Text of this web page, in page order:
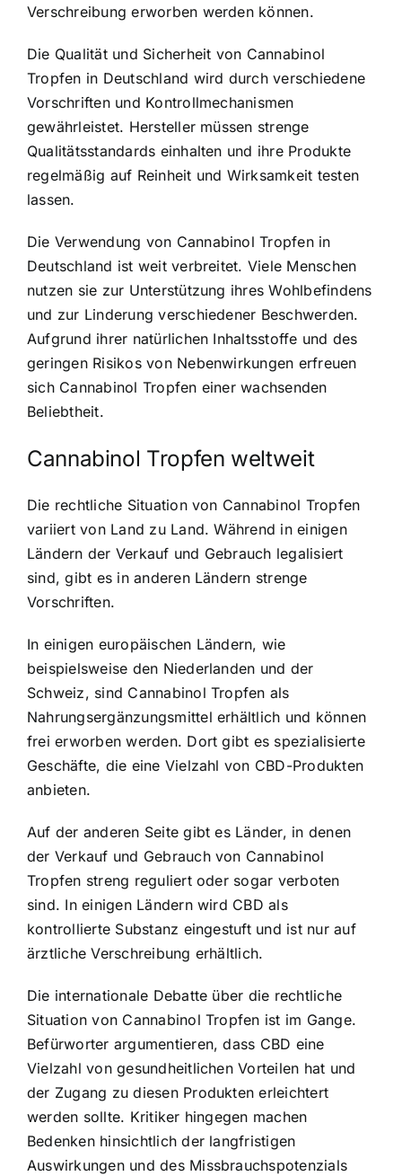
Verschreibung erworben werden können.
Die Qualität und Sicherheit von Cannabinol
Tropfen in Deutschland wird durch verschiedene
Vorschriften und Kontrollmechanismen
gewährleistet. Hersteller müssen strenge
Qualitätsstandards einhalten und ihre Produkte
regelmäßig auf Reinheit und Wirksamkeit testen
lassen.
Die Verwendung von Cannabinol Tropfen in
Deutschland ist weit verbreitet. Viele Menschen
nutzen sie zur Unterstützung ihres Wohlbefindens
und zur Linderung verschiedener Beschwerden.
Aufgrund ihrer natürlichen Inhaltsstoffe und des
geringen Risikos von Nebenwirkungen erfreuen
sich Cannabinol Tropfen einer wachsenden
Beliebtheit.
Cannabinol Tropfen weltweit
Die rechtliche Situation von Cannabinol Tropfen
variiert von Land zu Land. Während in einigen
Ländern der Verkauf und Gebrauch legalisiert
sind, gibt es in anderen Ländern strenge
Vorschriften.
In einigen europäischen Ländern, wie
beispielsweise den Niederlanden und der
Schweiz, sind Cannabinol Tropfen als
Nahrungsergänzungsmittel erhältlich und können
frei erworben werden. Dort gibt es spezialisierte
Geschäfte, die eine Vielzahl von CBD-Produkten
anbieten.
Auf der anderen Seite gibt es Länder, in denen
der Verkauf und Gebrauch von Cannabinol
Tropfen streng reguliert oder sogar verboten
sind. In einigen Ländern wird CBD als
kontrollierte Substanz eingestuft und ist nur auf
ärztliche Verschreibung erhältlich.
Die internationale Debatte über die rechtliche
Situation von Cannabinol Tropfen ist im Gange.
Befürworter argumentieren, dass CBD eine
Vielzahl von gesundheitlichen Vorteilen hat und
der Zugang zu diesen Produkten erleichtert
werden sollte. Kritiker hingegen machen
Bedenken hinsichtlich der langfristigen
Auswirkungen und des Missbrauchspotenzials